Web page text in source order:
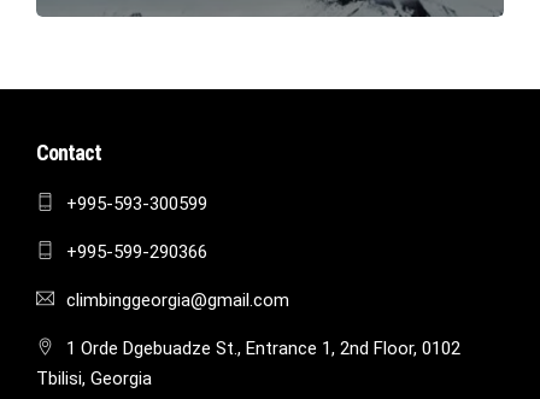
Contact
+995-593-300599
+995-599-290366
climbinggeorgia@gmail.com
1 Orde Dgebuadze St., Entrance 1, 2nd Floor, 0102
Tbilisi, Georgia